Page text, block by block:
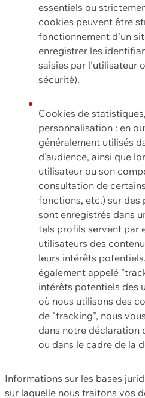
essentiels ou
cookies peuvent être
fonctionnement d'un
enregistrer les
saisies par l'utilisateur
sécurité).
Cookies de
personnalisation : en
généralement utilisés
d'audience, ainsi que
utilisateur ou son
consultation de
fonctions, etc.) sur des
sont enregistrés dans
tels profils servent par
utilisateurs des
leurs intérêts
également appelé
intérêts potentiels des
où nous utilisons des
de "tracking", nous
dans notre déclaration
ou dans le cadre de la
Informations sur les bases
sur laquelle nous traitons vos